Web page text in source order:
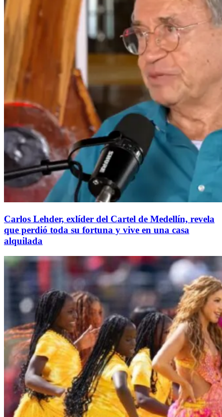
Carlos Lehder, exlíder del Cartel de Medellín, revela
que perdió toda su fortuna y vive en una casa
alquilada